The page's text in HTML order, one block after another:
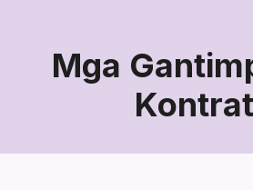
Mga
Mga